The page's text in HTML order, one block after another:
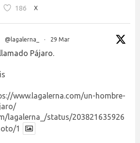
186 X
@lagalerna_ · 29 Mar
Pájaro.
www.lagalerna.com/un-hombre-
lagalerna_/status/203821635926
1